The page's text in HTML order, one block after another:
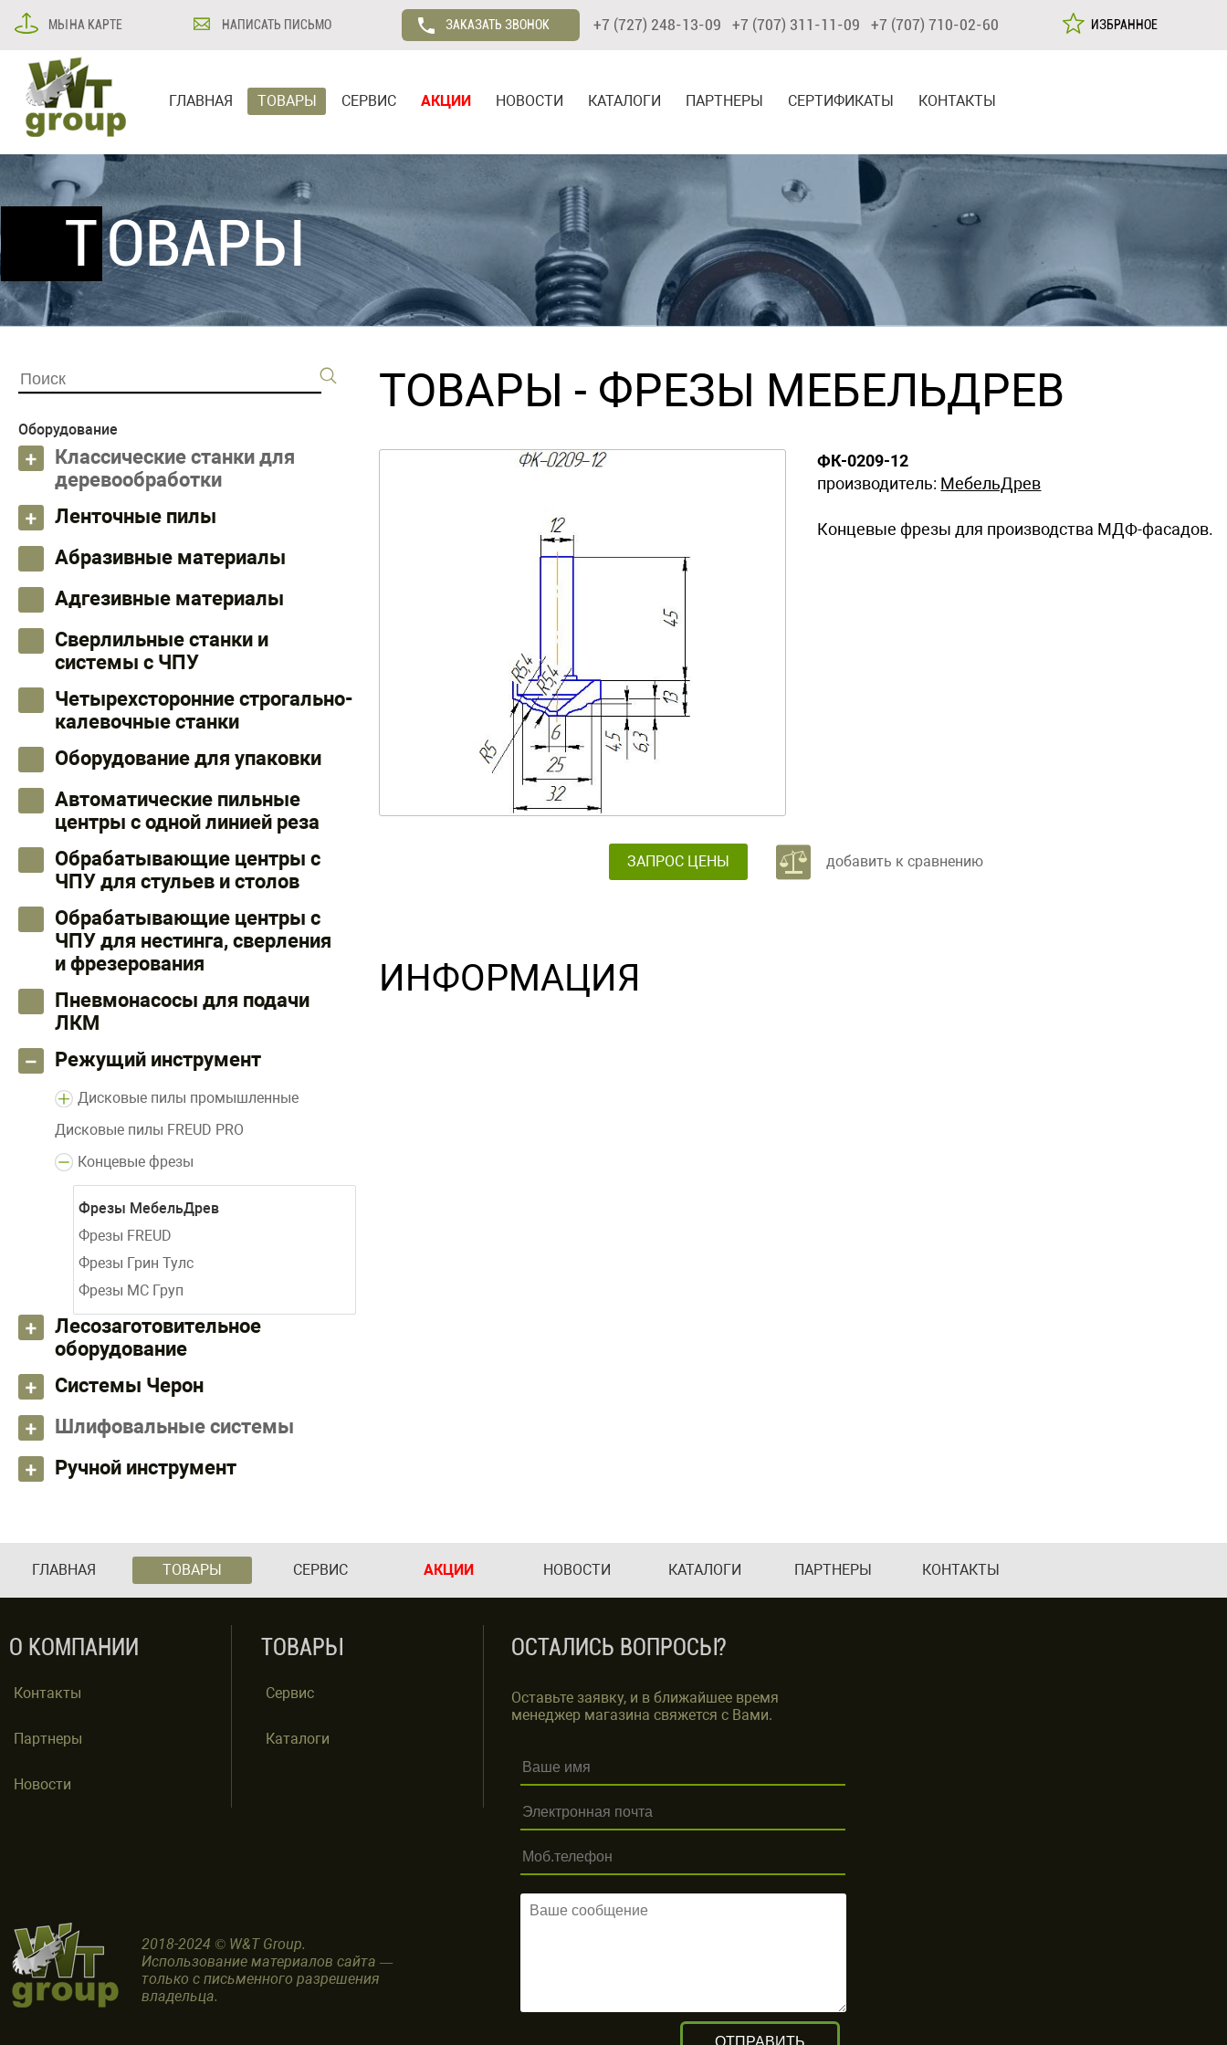
МЫ НА КАРТЕ НАПИСАТЬ ПИСЬМО ЗАКАЗАТЬ ЗВОНОК +7 (727) 248-13-09 +7 (707) 311-11-09 +7 (707) 710-02-60 ИЗБРАННОЕ
ГЛАВНАЯ ТОВАРЫ СЕРВИС АКЦИИ НОВОСТИ КАТАЛОГИ ПАРТНЕРЫ СЕРТИФИКАТЫ КОНТАКТЫ
ТОВАРЫ
Оборудование
Классические станки для
деревообработки
Ленточные пилы
Абразивные материалы
Адгезивные материалы
Сверлильные станки и
системы с ЧПУ
Четырехсторонние строгально-
калевочные станки
Оборудование для упаковки
Автоматические пильные
центры с одной линией реза
Обрабатывающие центры с
ЧПУ для стульев и столов
Обрабатывающие центры с
ЧПУ для нестинга, сверления
и фрезерования
Пневмонасосы для подачи
ЛКМ
Режущий инструмент
Дисковые пилы промышленные
Дисковые пилы FREUD PRO
Концевые фрезы
Фрезы МебельДрев
Фрезы FREUD
Фрезы Грин Тулс
Фрезы МС Груп
Лесозаготовительное
оборудование
Системы Черон
Шлифовальные системы
Ручной инструмент
ТОВАРЫ - ФРЕЗЫ МЕБЕЛЬДРЕВ
ФК-0209-12
производитель: МебельДрев
Концевые фрезы для производства МДФ-фасадов.
добавить к сравнению
ЗАПРОС ЦЕНЫ
ИНФОРМАЦИЯ
ГЛАВНАЯ ТОВАРЫ СЕРВИС АКЦИИ НОВОСТИ КАТАЛОГИ ПАРТНЕРЫ КОНТАКТЫ
О КОМПАНИИ
Контакты
Партнеры
Новости
ТОВАРЫ
Сервис
Каталоги
2018-2024 © W&T Group.
Использование материалов сайта —
только с письменного разрешения
владельца.
ОСТАЛИСЬ ВОПРОСЫ?
Оставьте заявку, и в ближайшее время
менеджер магазина свяжется с Вами.